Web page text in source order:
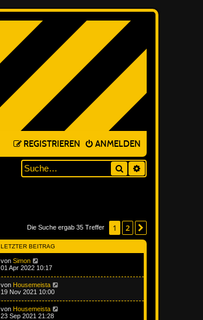
ANMELDEN
REGISTRIEREN
Suche
Die Suche ergab 35 Treffer 1 2
LETZTER BEITRAG
von Simon
01 Apr 2022 10:17
von Housemeista
19 Nov 2021 10:00
von Housemeista
23 Sep 2021 21:28